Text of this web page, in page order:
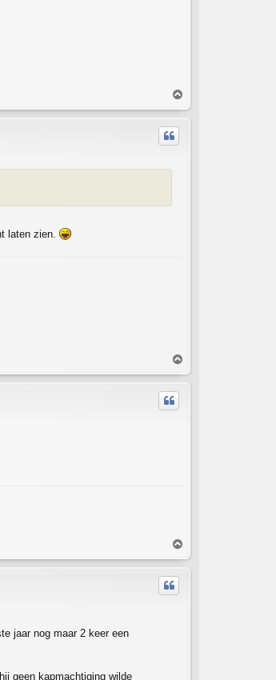
o
p
laten zien.
o
p
o
p
jaar nog maar 2 keer een
geen kapmachtiging wilde